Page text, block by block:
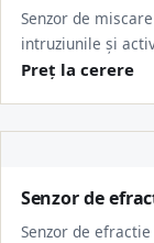
Senzor de
intruziunile și
Preț la cerere
Senzor de
Senzor de